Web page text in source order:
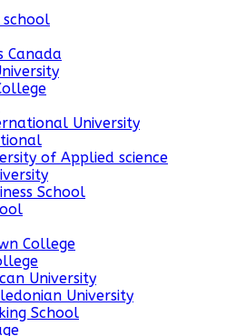
school
Canada
University
of Applied science
School
College
University
University
School